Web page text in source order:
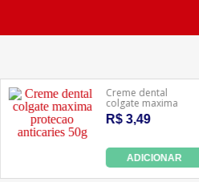
Aviso de uso de cookies:
site. Acessando nossas
política de